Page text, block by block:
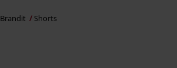
Brandit Shorts